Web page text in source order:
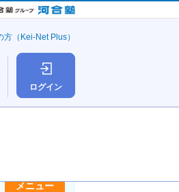
ログイン
方（Kei-Net Plus）
メニュー